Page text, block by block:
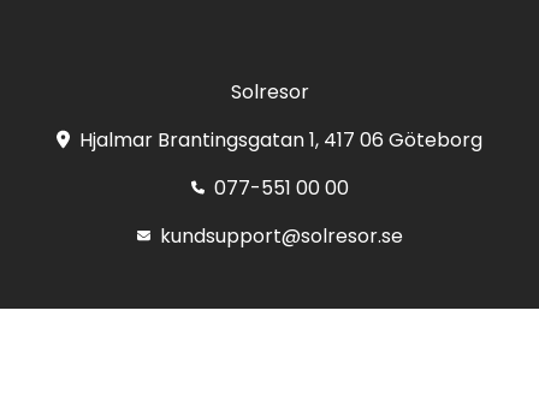
Solresor
Hjalmar Brantingsgatan 1, 417 06 Göteborg
077-551 00 00
kundsupport@solresor.se